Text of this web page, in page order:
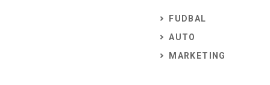
FUDBAL
AUTO
MARKETING